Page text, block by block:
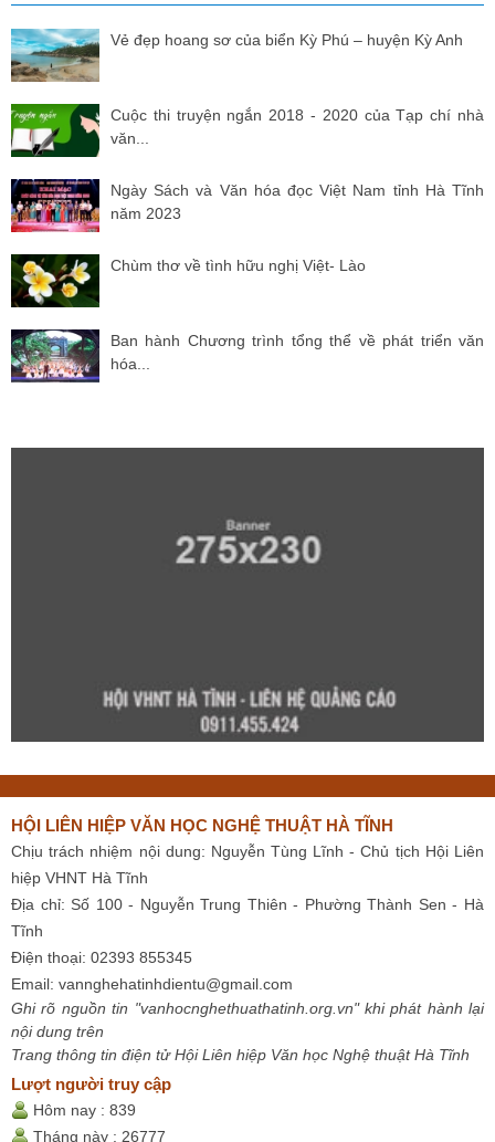
Vẻ đẹp hoang sơ của biển Kỳ Phú – huyện Kỳ Anh
Cuộc thi truyện ngắn 2018 - 2020 của Tạp chí nhà
văn...
Ngày Sách và Văn hóa đọc Việt Nam tỉnh Hà Tĩnh
năm 2023
Chùm thơ về tình hữu nghị Việt- Lào
Ban hành Chương trình tổng thể về phát triển văn
hóa...
HỘI LIÊN HIỆP VĂN HỌC NGHỆ THUẬT HÀ TĨNH
Chịu trách nhiệm nội dung: Nguyễn Tùng Lĩnh - Chủ tịch Hội Liên
hiệp VHNT Hà Tĩnh
Địa chỉ: Số 100 - Nguyễn Trung Thiên - Phường Thành Sen - Hà
Tĩnh
Điện thoại: 02393 855345
Email: vannghehatinhdientu@gmail.com
Ghi rõ nguồn tin "vanhocnghethuathatinh.org.vn" khi phát hành lại
nội dung trên
Trang thông tin điện tử Hội Liên hiệp Văn học Nghệ thuật Hà Tĩnh
Lượt người truy cập
Hôm nay : 839
Tháng này : 26777